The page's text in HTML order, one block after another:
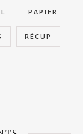
PAPIER
RÉCUP